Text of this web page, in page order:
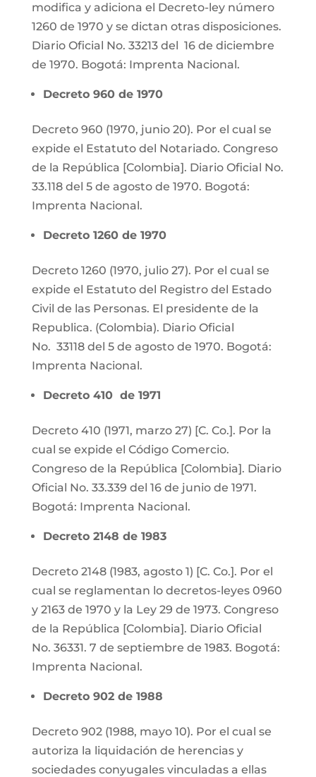
modifica y adiciona el Decreto-ley número
1260 de 1970 y se dictan otras disposiciones.
Diario Oficial No. 33213 del 16 de diciembre
de 1970. Bogotá: Imprenta Nacional.
Decreto 960 de 1970
Decreto 960 (1970, junio 20). Por el cual se
expide el Estatuto del Notariado. Congreso
de la República [Colombia]. Diario Oficial No.
33.118 del 5 de agosto de 1970. Bogotá:
Imprenta Nacional.
Decreto 1260 de 1970
Decreto 1260 (1970, julio 27). Por el cual se
expide el Estatuto del Registro del Estado
Civil de las Personas. El presidente de la
Republica. (Colombia). Diario Oficial
No. 33118 del 5 de agosto de 1970. Bogotá:
Imprenta Nacional.
Decreto 410 de 1971
Decreto 410 (1971, marzo 27) [C. Co.]. Por la
cual se expide el Código Comercio.
Congreso de la República [Colombia]. Diario
Oficial No. 33.339 del 16 de junio de 1971.
Bogotá: Imprenta Nacional.
Decreto 2148 de 1983
Decreto 2148 (1983, agosto 1) [C. Co.]. Por el
cual se reglamentan lo decretos-leyes 0960
y 2163 de 1970 y la Ley 29 de 1973. Congreso
de la República [Colombia]. Diario Oficial
No. 36331. 7 de septiembre de 1983. Bogotá:
Imprenta Nacional.
Decreto 902 de 1988
Decreto 902 (1988, mayo 10). Por el cual se
autoriza la liquidación de herencias y
sociedades conyugales vinculadas a ellas